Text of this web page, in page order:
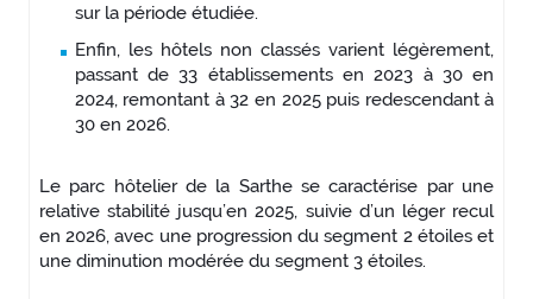
sur la période étudiée.
Enfin, les hôtels non classés varient légèrement,
passant de 33 établissements en 2023 à 30 en
2024, remontant à 32 en 2025 puis redescendant à
30 en 2026.
Le parc hôtelier de la Sarthe se caractérise par une
relative stabilité jusqu’en 2025, suivie d’un léger recul
en 2026, avec une progression du segment 2 étoiles et
une diminution modérée du segment 3 étoiles.